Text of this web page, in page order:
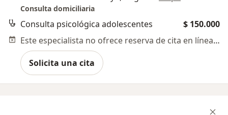
Consulta domiciliaria
Consulta psicológica adolescentes
$ 150.000
Este especialista no ofrece reserva de cita en línea en esta dirección.
Solicita una cita